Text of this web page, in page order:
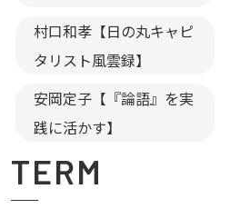
村口和孝【日の丸キャピ
タリスト風雲録】
安岡定子【『論語』を実
践に活かす】
TERM